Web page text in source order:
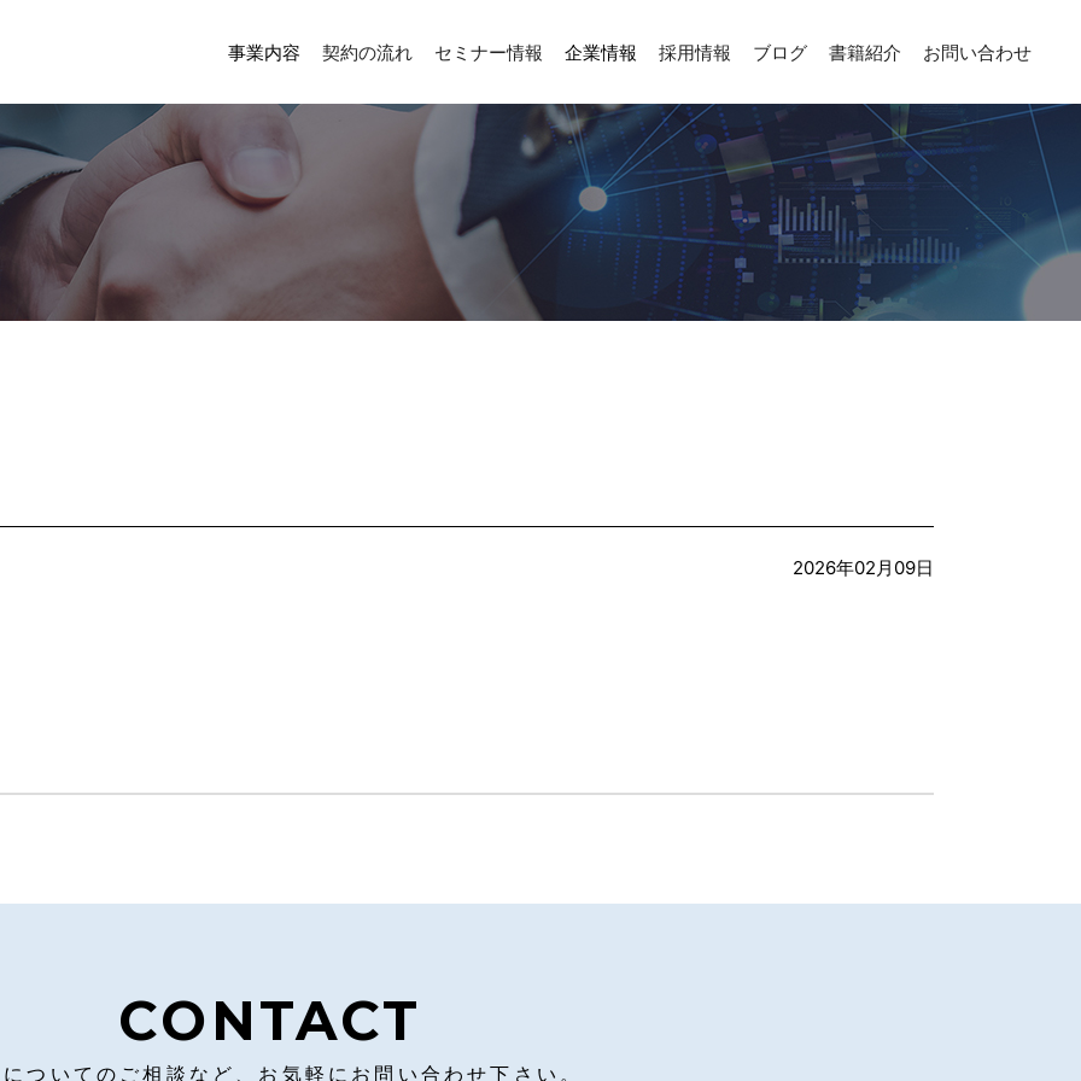
事業内容 契約の流れ セミナー情報 企業情報 採用情報 ブログ 書籍紹介 お問い合わせ
2026年02月09日
CONTACT
ついてのご相談など、お気軽にお問い合わせ下さい。